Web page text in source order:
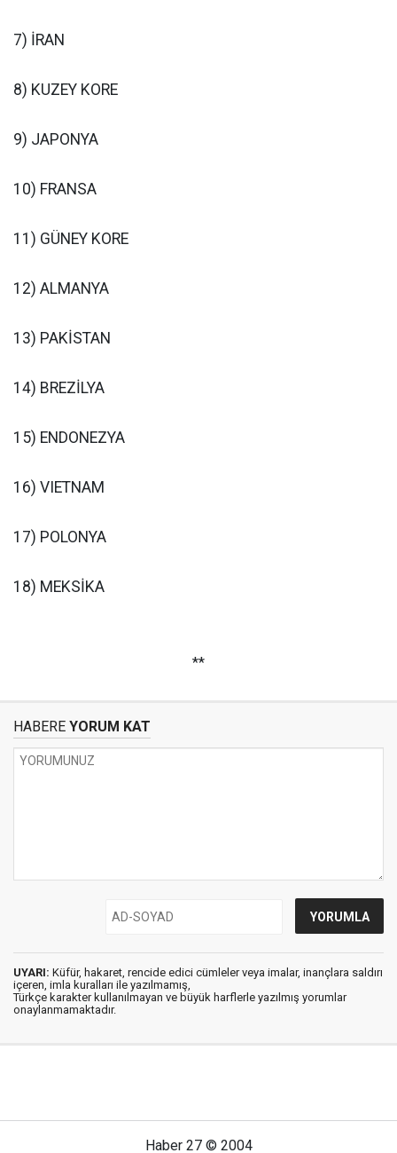
7) İRAN
8) KUZEY KORE
9) JAPONYA
10) FRANSA
11) GÜNEY KORE
12) ALMANYA
13) PAKİSTAN
14) BREZİLYA
15) ENDONEZYA
16) VIETNAM
17) POLONYA
18) MEKSİKA
**
HABERE YORUM KAT
UYARI: Küfür, hakaret, rencide edici cümleler veya imalar, inançlara saldırı
içeren, imla kuralları ile yazılmamış,
Türkçe karakter kullanılmayan ve büyük harflerle yazılmış yorumlar
onaylanmamaktadır.
Haber 27 © 2004